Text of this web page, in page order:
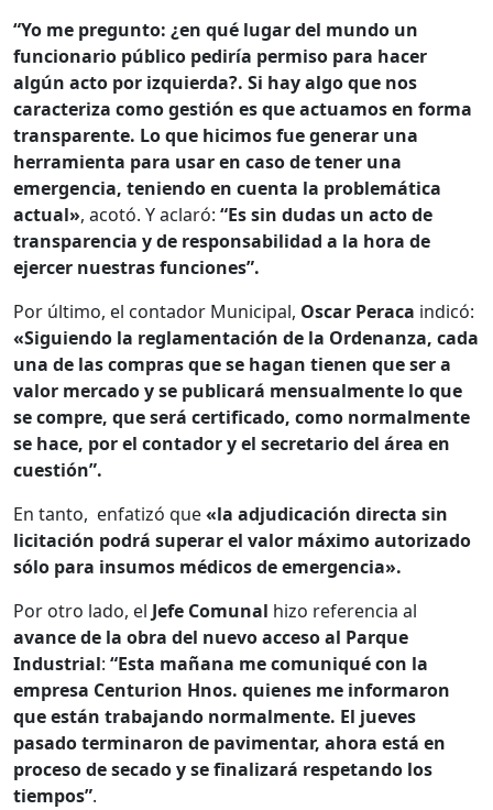
“Yo me pregunto: ¿en qué lugar del mundo un
funcionario público pediría permiso para hacer
algún acto por izquierda?. Si hay algo que nos
caracteriza como gestión es que actuamos en forma
transparente. Lo que hicimos fue generar una
herramienta para usar en caso de tener una
emergencia, teniendo en cuenta la problemática
actual», acotó. Y aclaró: “Es sin dudas un acto de
transparencia y de responsabilidad a la hora de
ejercer nuestras funciones”.
Por último, el contador Municipal, Oscar Peraca indicó:
«Siguiendo la reglamentación de la Ordenanza, cada
una de las compras que se hagan tienen que ser a
valor mercado y se publicará mensualmente lo que
se compre, que será certificado, como normalmente
se hace, por el contador y el secretario del área en
cuestión”.
En tanto, enfatizó que«la adjudicación directa sin
licitación podrá superar el valor máximo autorizado
sólo para insumos médicos de emergencia».
Por otro lado, el Jefe Comunal hizo referencia al
avance de la obra del nuevo acceso al Parque
Industrial: “Esta mañana me comuniqué con la
empresa Centurion Hnos. quienes me informaron
que están trabajando normalmente. El jueves
pasado terminaron de pavimentar, ahora está en
proceso de secado y se finalizará respetando los
tiempos”.